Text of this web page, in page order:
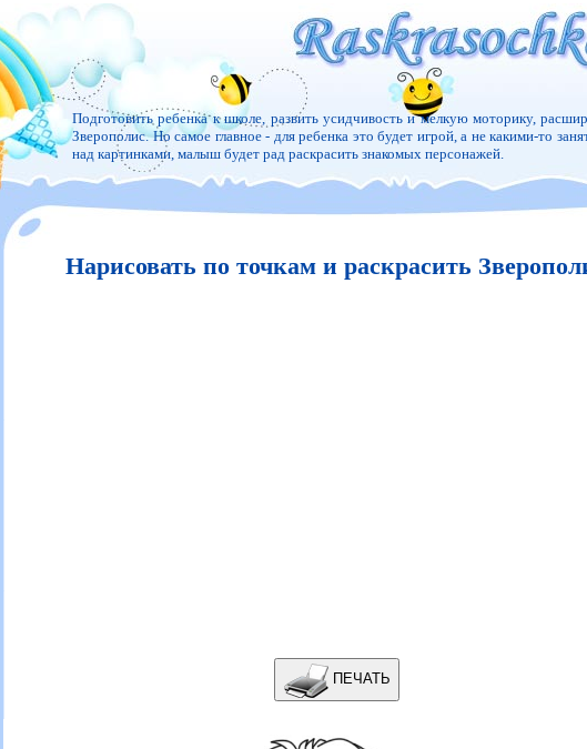
Подготовить ребенка к школе, развить усидчивость и мелкую моторику,
Зверополис. Но самое главное - для ребенка это будет игрой, а не какими-то
над картинками, малыш будет рад раскрасить знакомых персонажей.
Нарисовать по точкам и раскрасить
ПЕЧАТЬ